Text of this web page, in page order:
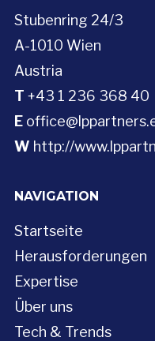
Stubenring 24/3
A-1010 Wien
Austria
T +43 1 236 368 40
E
W http://
NAVIGATION
Startseite
Herausforderungen
Expertise
Über uns
Tech & Trends